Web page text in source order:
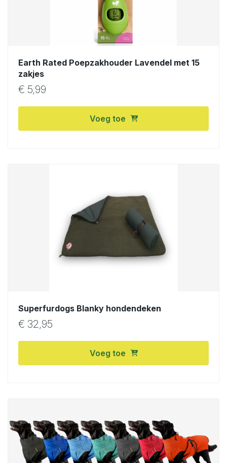
Earth Rated Poepzakhouder Lavendel met 15
zakjes
€ 5,99
Voeg toe
Superfurdogs Blanky hondendeken
€ 32,95
Voeg toe